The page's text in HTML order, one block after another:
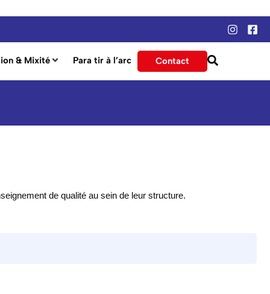
& Mixité Para tir à l’arc Contact
de qualité au sein de leur structure.